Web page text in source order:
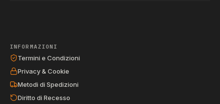
INFORMAZIONI
Termini e Condizioni
Privacy & Cookie
Metodi di Spedizioni
Diritto di Recesso